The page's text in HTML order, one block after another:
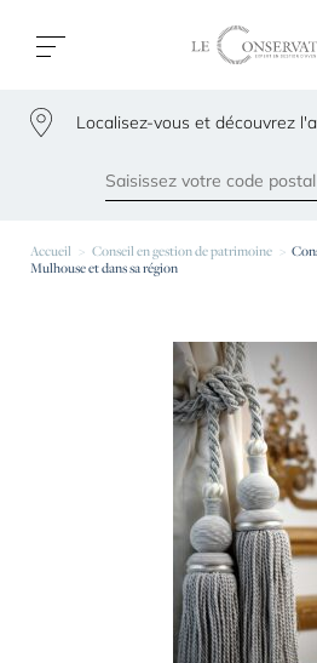
Ouvrir
menuLocalisez-vous et découvrez
79300
Accueil Conseil en gestion de patrimoine
Mulhouse et dans sa région